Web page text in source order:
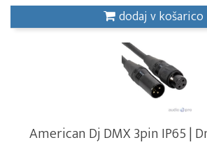
dodaj v košarico
American Dj DMX 3pin IP65 |